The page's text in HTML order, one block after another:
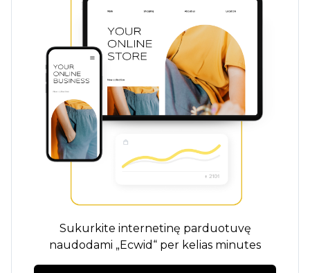
Sukurkite internetinę parduotuvę
naudodami „Ecwid“ per kelias minutes